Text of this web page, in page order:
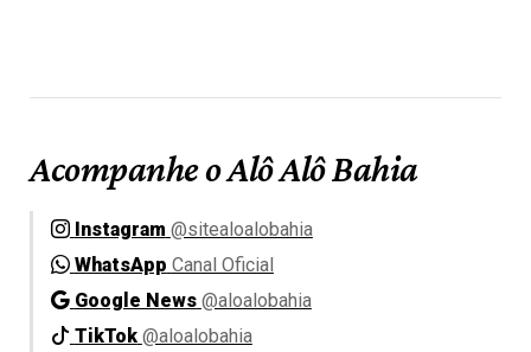
Acompanhe o Alô Alô Bahia
Instagram @sitealoalobahia
WhatsApp Canal Oficial
Google News @aloalobahia
TikTok @aloalobahia